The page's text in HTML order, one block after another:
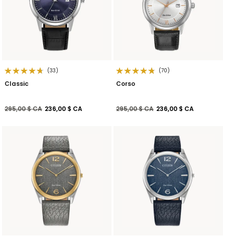
(33)
Classic
Prix réduit de
295,00 $ CAà236,00 $ CA
(70)
Corso
Prix réduit de
295,00 $ CAà236,00 $ CA